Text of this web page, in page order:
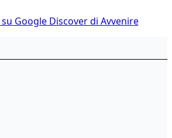
Google Discover di Avvenire